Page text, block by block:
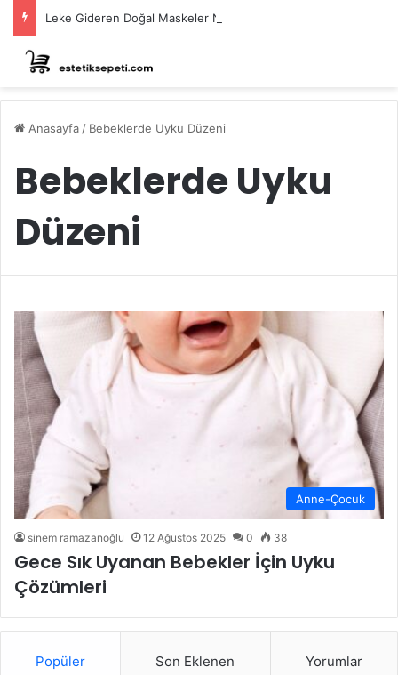
Leke Gideren Doğal Maskeler Nasıl Yapılır?
Anasayfa / Bebeklerde Uyku Düzeni
Bebeklerde Uyku
Düzeni
Anne-Çocuk
sinem ramazanoğlu 12 Ağustos 2025 0 38
Gece Sık Uyanan Bebekler İçin Uyku
Çözümleri
Popüler Son Eklenen Yorumlar